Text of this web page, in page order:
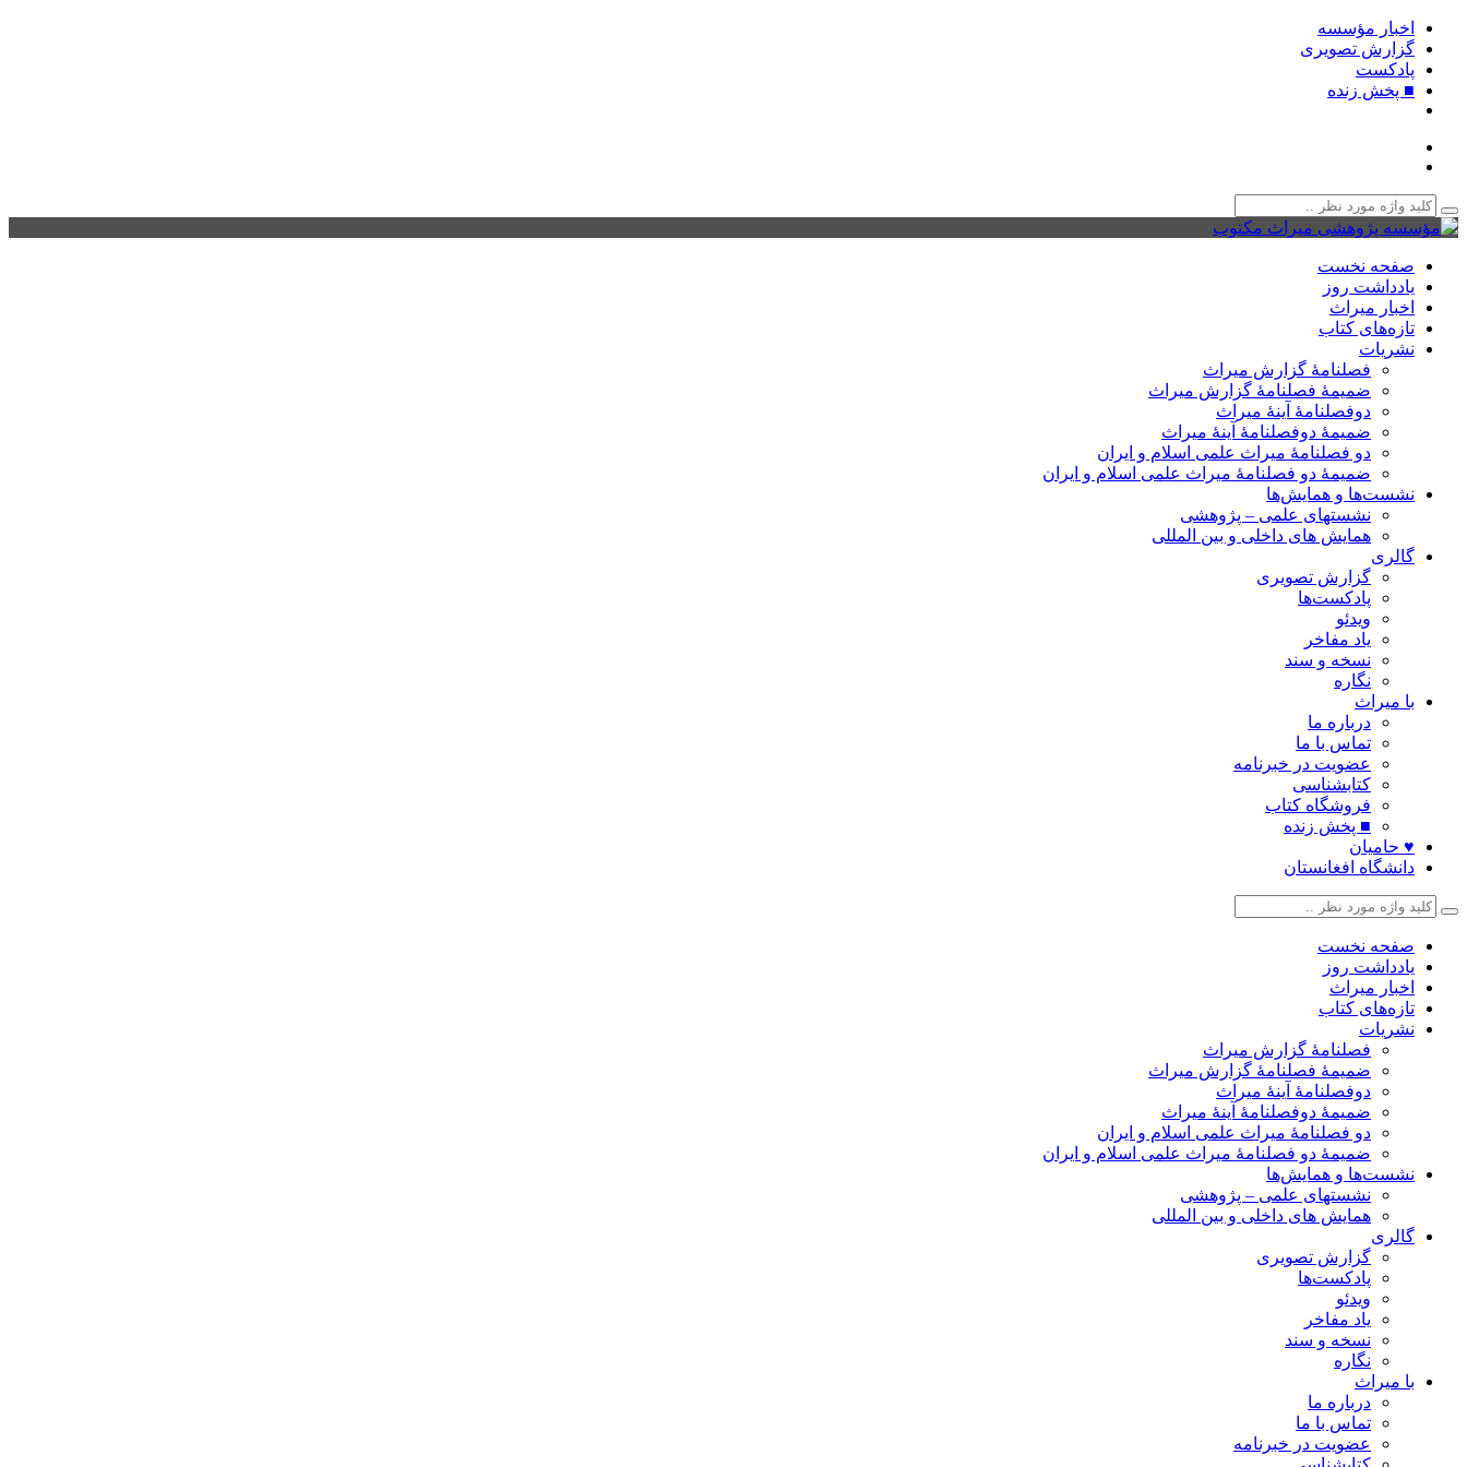
اخبار مؤسسه
گزارش تصویری
پادکست‌
■ پخش زنده
صفحه نخست
یادداشت روز
اخبار میراث
تازه‌های کتاب
نشریات
فصلنامۀ گزارش میراث
ضمیمۀ فصلنامۀ گزارش میراث
دوفصلنامۀ آینۀ میراث
ضمیمۀ دوفصلنامۀ آینۀ میراث
دو فصلنامۀ میراث علمی اسلام و ایران
ضمیمۀ دو فصلنامۀ میراث علمی اسلام و ایران
نشست‌ها و همایش‌ها
نشستهای علمی – پژوهشی
همایش های داخلی و بین المللی
گالری
گزارش تصویری
پادکست‌ها
ویدئو
یاد مفاخر
نسخه و سند
نگاره
با میراث
درباره ما
تماس با ما
عضویت در خبرنامه
کتابشناسی
فروشگاه کتاب
■ پخش زنده
♥ حامیان
دانشگاه افغانستان
صفحه نخست
یادداشت روز
اخبار میراث
تازه‌های کتاب
نشریات
فصلنامۀ گزارش میراث
ضمیمۀ فصلنامۀ گزارش میراث
دوفصلنامۀ آینۀ میراث
ضمیمۀ دوفصلنامۀ آینۀ میراث
دو فصلنامۀ میراث علمی اسلام و ایران
ضمیمۀ دو فصلنامۀ میراث علمی اسلام و ایران
نشست‌ها و همایش‌ها
نشستهای علمی – پژوهشی
همایش های داخلی و بین المللی
گالری
گزارش تصویری
پادکست‌ها
ویدئو
یاد مفاخر
نسخه و سند
نگاره
با میراث
درباره ما
تماس با ما
عضویت در خبرنامه